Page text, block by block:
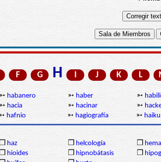
F G H J K L
➳ habanero ➳ haber ➳
➳ hacia ➳ hacinar ➳
hafnio ➳ hagiografía ➳ haiku
❒ haz ❒ helcología ❒
❒ hioides ❒ hipnobátasis ❒